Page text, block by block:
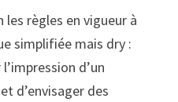
règles en vigueur à
simplifiée mais dry :
d’un
d’envisager des